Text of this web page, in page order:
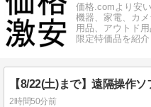
価格.comより安
機器、家電、カ
用品、アウトド
限定特価品を紹介
2時間50分前